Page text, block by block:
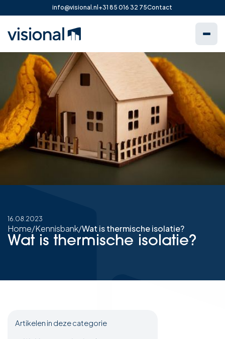
info@visional.nl +31 85 016 32 75Contact
16.08.2023
Home/Kennisbank/Wat is thermische isolatie?
Wat is thermische isolatie?
Artikelen in deze categorie